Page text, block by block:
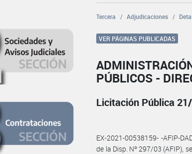
Tercera Adjudicaciones
VER PÁGINAS PUBLICADAS
PÚBLICOS -
Licitación Pública
EX-2021-00538159- -AFIP-
de la Disp. Nº 297/03 (AFIP),